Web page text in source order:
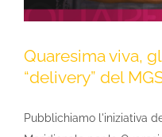
Quaresima viva,
“delivery” del
Pubblichiamo l'iniziativa